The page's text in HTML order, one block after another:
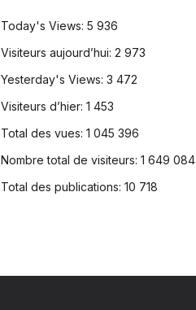
Today's Views: 5 936
Visiteurs aujourd’hui: 2 973
Yesterday's Views: 3 472
Visiteurs d’hier: 1 453
Total des vues: 1 045 396
Nombre total de visiteurs: 1 649 084
Total des publications: 10 718